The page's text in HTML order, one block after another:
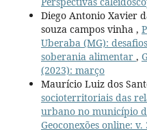
Diego Antonio Xavier
souza campos vinha ,
Uberaba (MG):
soberania alimentar ,
(2023): março
Maurício Luiz dos
socioterritoriais das
urbano no município
Geoconexões online: